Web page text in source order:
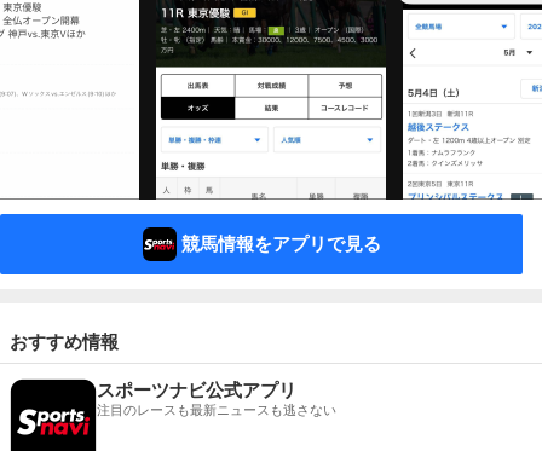
競馬情報をアプリで見る
おすすめ情報
スポーツナビ公式アプリ
注目のレースも最新ニュースも逃さない